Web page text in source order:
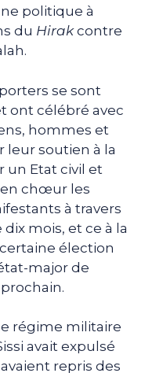
politique à
du Hirakcontre
se sont
ont célébré avec
hommes et
leur soutien à la
Etat civil et
chœur les
à travers
mois, et ce à la
élection
major de
régime militaire
avait expulsé
repris des